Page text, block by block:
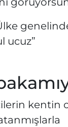
ucuz”
kentin